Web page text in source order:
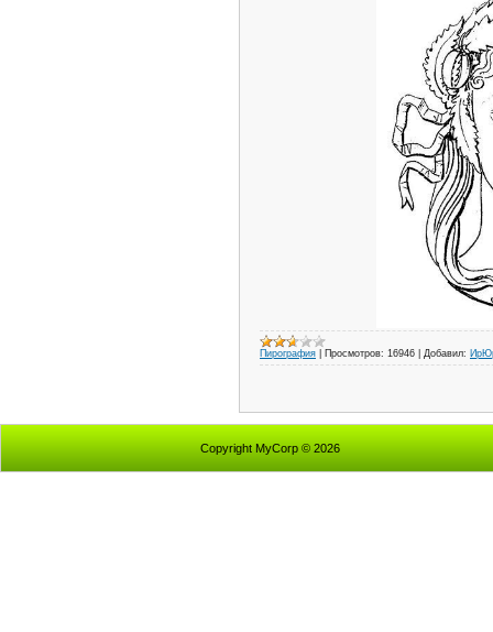
Пирография Просмотров: 16946 Добавил:
Copyright MyCorp © 2026